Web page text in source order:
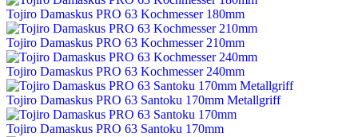
Tojiro Damaskus PRO 63 Kochmesser 180mm
Tojiro Damaskus PRO 63 Kochmesser 210mm
Tojiro Damaskus PRO 63 Kochmesser 240mm
Tojiro Damaskus PRO 63 Santoku 170mm Metallgriff
Tojiro Damaskus PRO 63 Santoku 170mm